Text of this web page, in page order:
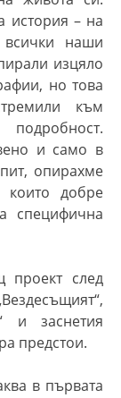
история –на
всички наши
изцяло
но това
към
и само в
опирахме
които добре
специфична
след
и заснетия
предстои.
в първата